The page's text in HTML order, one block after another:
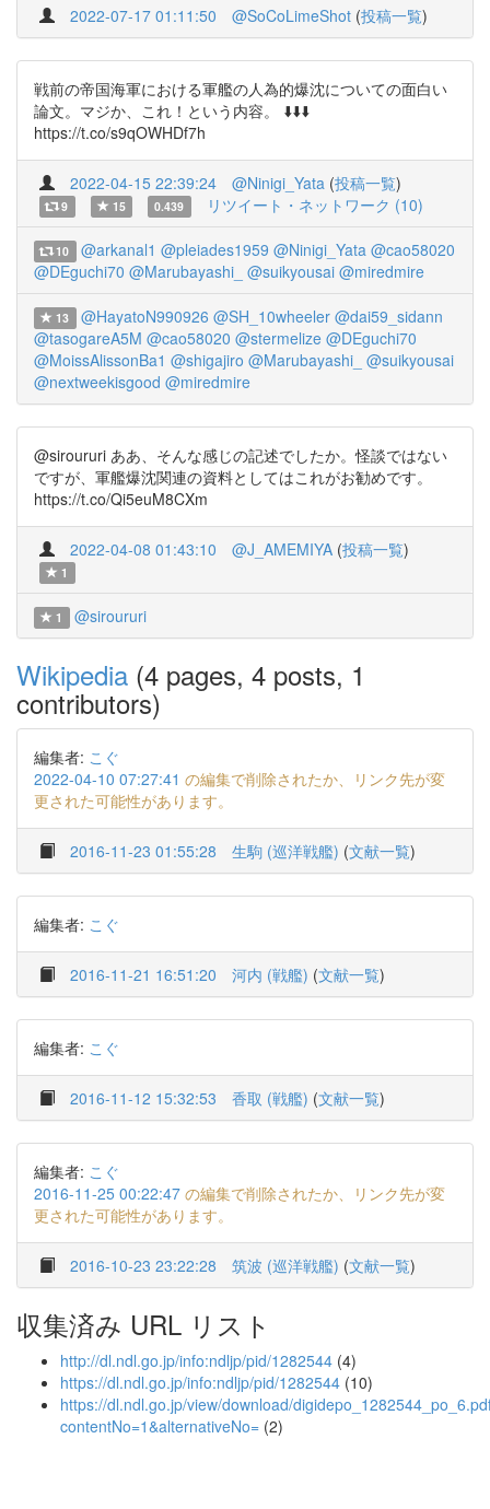
2022-07-17 01:11:50 @SoCoLimeShot (投稿一覧)
戦前の帝国海軍における軍艦の人為的爆沈についての面白い
論文。マジか、これ！という内容。 ⬇️⬇️⬇️
https://t.co/s9qOWHDf7h
2022-04-15 22:39:24 @Ninigi_Yata (投稿一覧)
9 15 0.439 リツイート・ネットワーク (10)
10 @arkanal1 @pleiades1959 @Ninigi_Yata @cao58020
@DEguchi70 @Marubayashi_ @suikyousai @miredmire
13 @HayatoN990926 @SH_10wheeler @dai59_sidann
@tasogareA5M @cao58020 @stermelize @DEguchi70
@MoissAlissonBa1 @shigajiro @Marubayashi_ @suikyousai
@nextweekisgood @miredmire
@siroururi ああ、そんな感じの記述でしたか。怪談ではない
ですが、軍艦爆沈関連の資料としてはこれがお勧めです。
https://t.co/Qi5euM8CXm
2022-04-08 01:43:10 @J_AMEMIYA (投稿一覧)
1
1 @siroururi
Wikipedia (4 pages, 4 posts, 1
contributors)
編集者: こぐ
2022-04-10 07:27:41 の編集で削除されたか、リンク先が変
更された可能性があります。
2016-11-23 01:55:28 生駒 (巡洋戦艦) (文献一覧)
編集者: こぐ
2016-11-21 16:51:20 河内 (戦艦) (文献一覧)
編集者: こぐ
2016-11-12 15:32:53 香取 (戦艦) (文献一覧)
編集者: こぐ
2016-11-25 00:22:47 の編集で削除されたか、リンク先が変
更された可能性があります。
2016-10-23 23:22:28 筑波 (巡洋戦艦) (文献一覧)
収集済み URL リスト
http://dl.ndl.go.jp/info:ndljp/pid/1282544 (4)
https://dl.ndl.go.jp/info:ndljp/pid/1282544 (10)
https://dl.ndl.go.jp/view/download/
contentNo=1&alternativeNo= (2)